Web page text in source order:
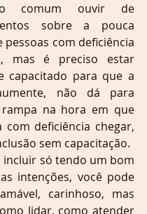
sobre a pouca
pessoas com deficiência
mas é preciso estar
capacitado para que a
não dá para
na hora em que
com deficiência chegar,
sem capacitação.
incluir só tendo um bom
intenções, você pode
carinhoso, mas
lidar, como atender